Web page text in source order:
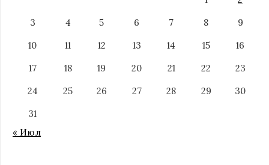
3
4 5 6 7 8
9
10
11 12 13 14 15
16
17
18 19 20 21 22
23
24
25 26 27 28 29
30
31
« Июл